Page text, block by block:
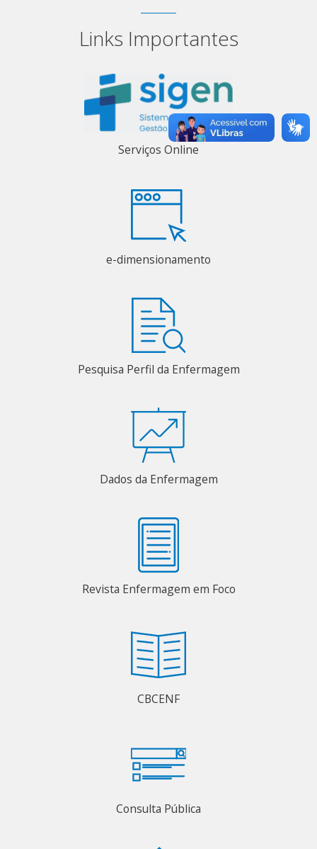
Links Importantes
Serviços Online
e-dimensionamento
Pesquisa Perfil da Enfermagem
Dados da Enfermagem
Revista Enfermagem em Foco
CBCENF
Consulta Pública